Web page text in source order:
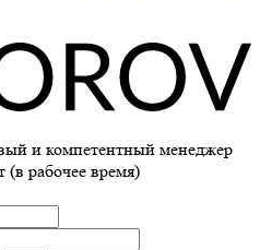
и компетентный менеджер
(в рабочее время)